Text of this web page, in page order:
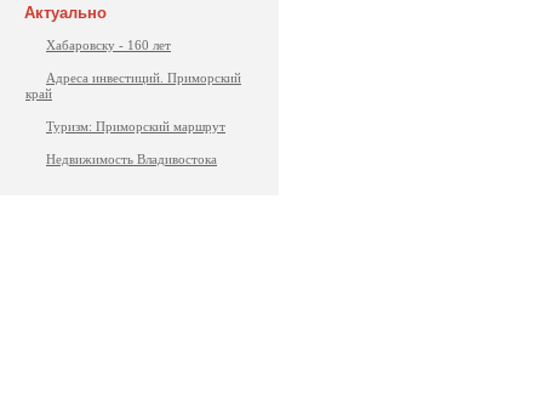
Актуально
Хабаровску - 160 лет
Адреса инвестиций. Приморский
край
Туризм: Приморский маршрут
Недвижимость Владивостока